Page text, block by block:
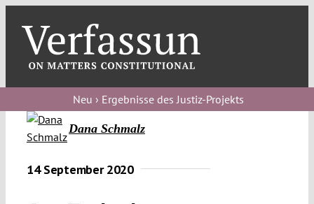
content
blog
Verfassungs
Verfassungs
Neu › Ergebnisse des Justiz-Projekts
Dana Schmalz
14 September 2020